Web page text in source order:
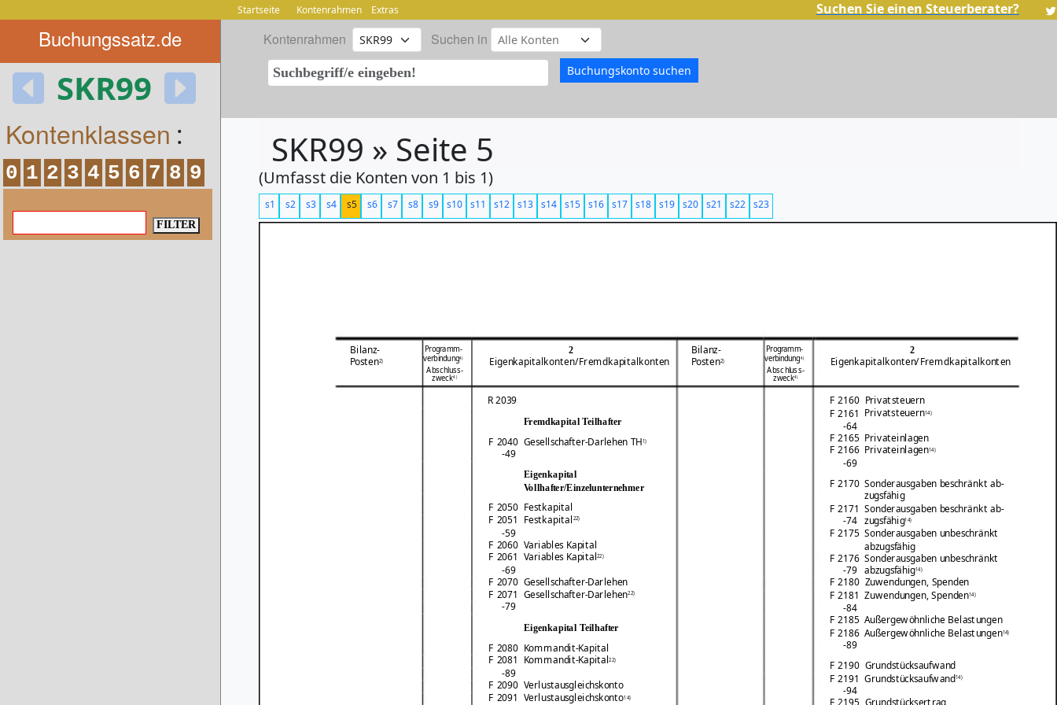
Startseite Kontenrahmen Extras Suchen Sie einen Steuerberater?
Buchungssatz.de
SKR99
Kontenrahmen Suchen in
Kontenklassen :
0 1 2 3 4 5 6 7 8 9
SKR99 » Seite 5
(Umfasst die Konten von 1 bis 1)
s1 s2 s3 s4 s5 s6 s7 s8 s9 s10 s11 s12 s13 s14 s15 s16 s17 s18 s19 s20 s21 s22 s23
Bilanz- Programm- 2 Bilanz- Programm- 2
verbindung4) verbindung4)
Posten2) Eigenkapitalkonten/Fremdkapitalkonten Posten2) Eigenkapitalkonten/Fremdkapitalkonten
Abschluss- Abschluss-
zweck4) zweck4)
R 2039 F 2160 Privatsteuern
F 2161 Privatsteuern14)
Fremdkapital Teilhafter
-64
F 2040 Gesellschafter-Darlehen TH1) F 2165 Privateinlagen
F 2166 Privateinlagen14)
-49
-69
Eigenkapital
F 2170 Sonderausgaben beschränkt ab-
Vollhafter/Einzelunternehmer
zugsfähig
F 2050 Festkapital F 2171 Sonderausgaben beschränkt ab-
F 2051 Festkapital 22) -74 zugsfähig14)
-59 F 2175 Sonderausgaben unbeschränkt
F 2060 Variables Kapital
abzugsfähig
F 2061 Variables Kapital22) F 2176 Sonderausgaben unbeschränkt
-69
-79 abzugsfähig14)
F 2070 Gesellschafter-Darlehen F 2180 Zuwendungen, Spenden
F 2071 Gesellschafter-Darlehen22) F 2181 Zuwendungen, Spenden14)
-79
-84
F 2185 Außergewöhnliche Belastungen
Eigenkapital Teilhafter F 2186 Außergewöhnliche Belastungen14)
-89
F 2080 Kommandit-Kapital
F 2081
Kommandit-Kapital22)
F 2190 Grundstücksaufwand
-89 F 2191 Grundstücksaufwand14)
F 2090 Verlustausgleichskonto -94
F 2091 Verlustausgleichskonto14)